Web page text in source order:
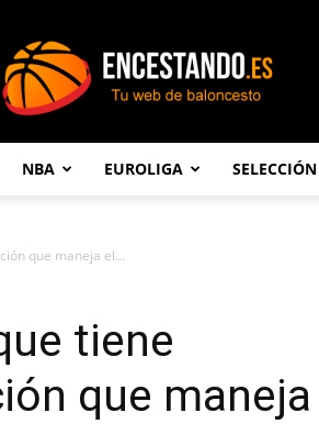
NBA EUROLIGA SELECCIÓN
que maneja el...
tiene
que maneja